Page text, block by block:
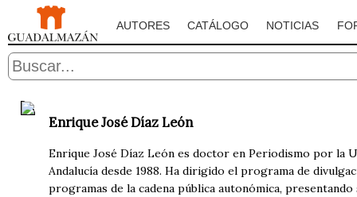
AUTORES CATÁLOGO NOTICIAS
Enrique José Díaz León
Enrique José Díaz León es doctor en Periodismo por la
Andalucía desde 1988. Ha dirigido el programa de
programas de la cadena pública autonómica,